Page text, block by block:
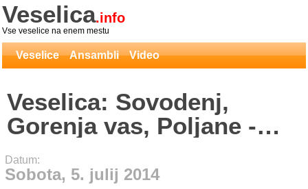
Veselica.info
Vse veselice na enem mestu
Veselice Ansambli Video
Veselica: Sovodenj,
Gorenja vas, Poljane -
Ansambel Donačka
Datum:
Sobota, 5. julij 2014